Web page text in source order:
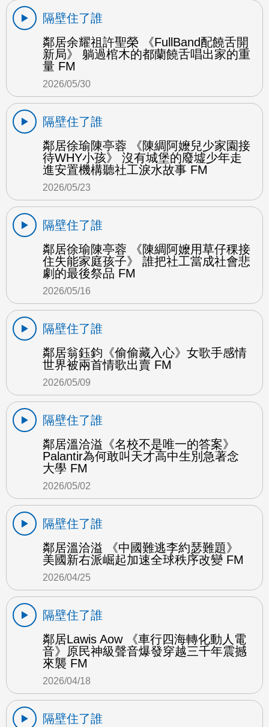
隔壁住了誰
鄰居余耀祖許聖榮 《FullBand配饒舌開
新局》 躺過棺木的都蘭饒舌唱出家的重
量 FM
2026/05/30
隔壁住了誰
鄰居徐瑜陳亭蓉 《陳綢阿嬤兒少家園接
待WHY小孩》 沒有城堡的廢墟少年走
進安置機構聽社工淚水故事 FM
2026/05/23
隔壁住了誰
鄰居徐瑜陳亭蓉 《陳綢阿嬤用草仔稞接
住失能家庭孩子》 誰把社工當成社會悲
劇的最後祭品 FM
2026/05/16
隔壁住了誰
鄰居翁鈺鈞《偷偷藏入心》女歌手感情
世界被兩首情歌出賣 FM
2026/05/09
隔壁住了誰
鄰居溫洽溢《名校不是唯一的答案》
Palantir為何敢叫天才高中生別急著念
大學 FM
2026/05/02
隔壁住了誰
鄰居溫洽溢 《中國難逃李約瑟難題》
美國新右派崛起加速全球秩序改變 FM
2026/04/25
隔壁住了誰
鄰居Lawis Aow 《車行四海轉化動人電
音》原民神級聲音爆發穿越三千年震撼
來襲 FM
2026/04/18
隔壁住了誰